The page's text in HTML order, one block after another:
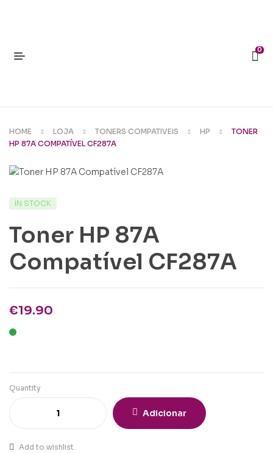
0
HOME LOJA TONERS COMPATIVEIS HP
TONER
HP 87A COMPATÍVEL CF287A
IN STOCK
Toner HP 87A
Compatível CF287A
€19.90
Quantity
Adicionar
Add to wishlist